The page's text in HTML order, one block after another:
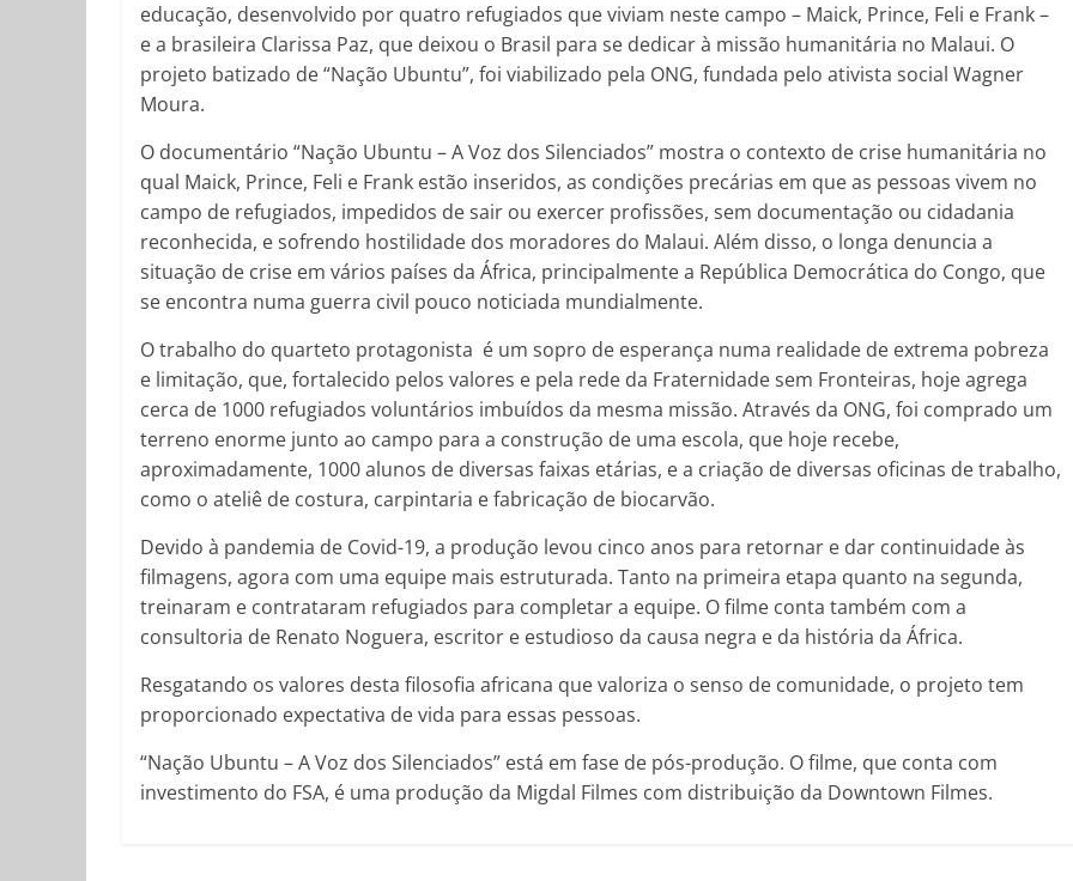
educação, desenvolvido por quatro refugiados que viviam neste campo – Maick, Prince, Feli e Frank –
e a brasileira Clarissa Paz, que deixou o Brasil para se dedicar à missão humanitária no Malaui. O
projeto batizado de “Nação Ubuntu”, foi viabilizado pela ONG, fundada pelo ativista social Wagner
Moura.
O documentário “Nação Ubuntu – A Voz dos Silenciados” mostra o contexto de crise humanitária no
qual Maick, Prince, Feli e Frank estão inseridos, as condições precárias em que as pessoas vivem no
campo de refugiados, impedidos de sair ou exercer profissões, sem documentação ou cidadania
reconhecida, e sofrendo hostilidade dos moradores do Malaui. Além disso, o longa denuncia a
situação de crise em vários países da África, principalmente a República Democrática do Congo, que
se encontra numa guerra civil pouco noticiada mundialmente.
O trabalho do quarteto protagonista é um sopro de esperança numa realidade de extrema pobreza
e limitação, que, fortalecido pelos valores e pela rede da Fraternidade sem Fronteiras, hoje agrega
cerca de 1000 refugiados voluntários imbuídos da mesma missão. Através da ONG, foi comprado um
terreno enorme junto ao campo para a construção de uma escola, que hoje recebe,
aproximadamente, 1000 alunos de diversas faixas etárias, e a criação de diversas oficinas de trabalho,
como o ateliê de costura, carpintaria e fabricação de biocarvão.
Devido à pandemia de Covid-19, a produção levou cinco anos para retornar e dar continuidade às
filmagens, agora com uma equipe mais estruturada. Tanto na primeira etapa quanto na segunda,
treinaram e contrataram refugiados para completar a equipe. O filme conta também com a
consultoria de Renato Noguera, escritor e estudioso da causa negra e da história da África.
Resgatando os valores desta filosofia africana que valoriza o senso de comunidade, o projeto tem
proporcionado expectativa de vida para essas pessoas.
“Nação Ubuntu – A Voz dos Silenciados” está em fase de pós-produção. O filme, que conta com
investimento do FSA, é uma produção da Migdal Filmes com distribuição da Downtown Filmes.